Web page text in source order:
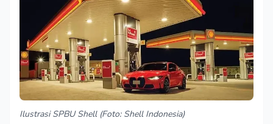
Ilustrasi SPBU Shell (Foto: Shell Indonesia)